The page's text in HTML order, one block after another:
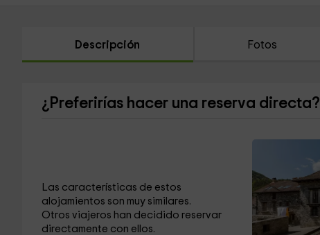
Descripción Fotos
¿Preferirías hacer una reserva directa?
Las características de estos
alojamientos son muy similares.
Otros viajeros han decidido reservar
directamente con ellos.